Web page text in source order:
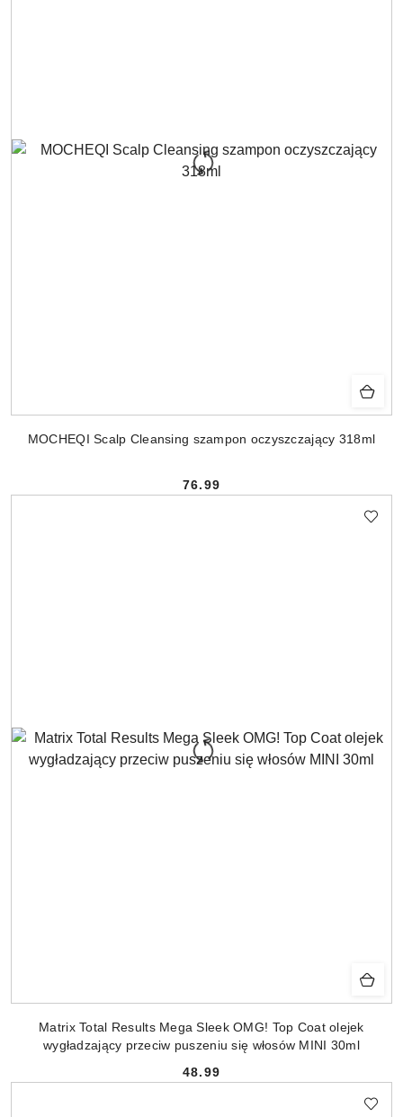
MOCHEQI Scalp Cleansing szampon oczyszczający 318ml
Cena:
76.99
Matrix Total Results Mega Sleek OMG! Top Coat olejek
wygładzający przeciw puszeniu się włosów MINI 30ml
Cena:
48.99